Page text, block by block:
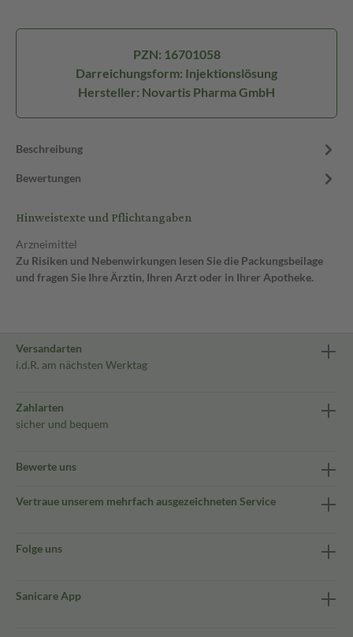
PZN: 16701058
Darreichungsform: Injektionslösung
Hersteller: Novartis Pharma GmbH
Beschreibung
Bewertungen
Hinweistexte und Pflichtangaben
Arzneimittel
Zu Risiken und Nebenwirkungen lesen Sie die Packungsbeilage
und fragen Sie Ihre Ärztin, Ihren Arzt oder in Ihrer Apotheke.
Versandarten
i.d.R. am nächsten Werktag
Zahlarten
sicher und bequem
Bewerte uns
Vertraue unserem mehrfach ausgezeichneten Service
Folge uns
Sanicare App